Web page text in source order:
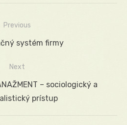
Previous
systém firmy
Next
– sociologický a
prístup